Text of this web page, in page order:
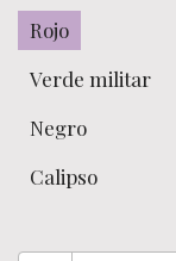
Rojo
Verde militar
Negro
Calipso